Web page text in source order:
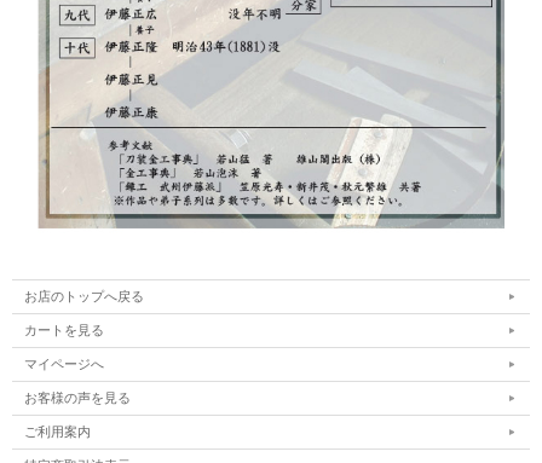
お店のトップへ戻る
カートを見る
マイページへ
お客様の声を見る
ご利用案内